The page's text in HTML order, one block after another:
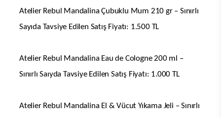
Atelier Rebul Mandalina Çubuklu Mum 210 gr – Sınırlı
Sayıda Tavsiye Edilen Satış Fiyatı: 1.500 TL
Atelier Rebul Mandalina Eau de Cologne 200 ml –
Sınırlı Saıyda Tavsiye Edilen Satış Fiyatı: 1.000 TL
Atelier Rebul Mandalina El & Vücut Yıkama Jeli – Sınırlı